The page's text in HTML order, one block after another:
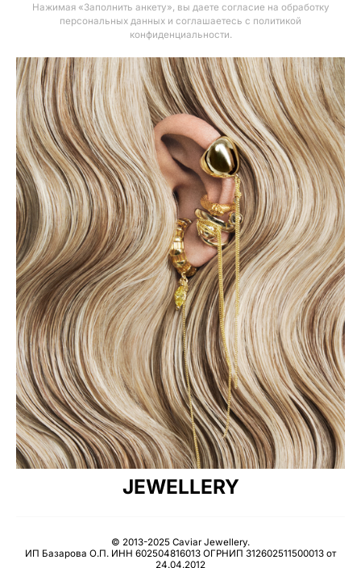
Нажимая «Заполнить анкету», вы даете согласие на обработку
персональных данных и соглашаетесь с политикой
конфиденциальности.
JEWELLERY
© 2013-2025 Caviar Jewellery.
ИП Базарова О.П. ИНН 602504816013 ОГРНИП 312602511500013 от
24.04.2012